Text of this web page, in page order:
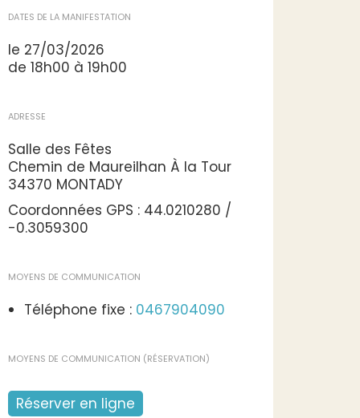
DATES DE LA MANIFESTATION
le 27/03/2026
de 18h00 à 19h00
ADRESSE
Salle des Fêtes
Chemin de Maureilhan À la Tour
34370 MONTADY
Coordonnées GPS : 44.0210280 /
-0.3059300
MOYENS DE COMMUNICATION
Téléphone fixe : 0467904090
MOYENS DE COMMUNICATION (RÉSERVATION)
Réserver en ligne